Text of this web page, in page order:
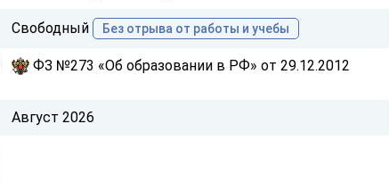
Свободный Без отрыва от работы и учебы
ФЗ №273 «Об образовании в РФ» от 29.12.2012
Август 2026